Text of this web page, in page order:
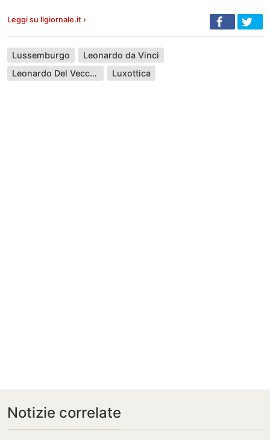
Leggi su Ilgiornale.it ›
Lussemburgo
Leonardo da Vinci
Leonardo Del Vecchio
Luxottica
Notizie correlate